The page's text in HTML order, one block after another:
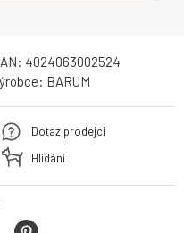
4024063002524
BARUM
Dotaz prodejci
Hlídání